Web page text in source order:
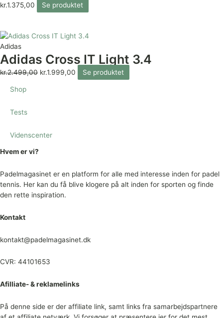
kr.1.375,00 Se produktet
Adidas
Adidas Cross IT Light 3.4
kr.2.499,00 kr.1.999,00 Se produktet
Shop
Tests
Videnscenter
Hvem er vi?
Padelmagasinet er en platform for alle med interesse inden for padel
tennis. Her kan du få blive klogere på alt inden for sporten og finde
den rette inspiration.
Kontakt
kontakt@padelmagasinet.dk
CVR: 44101653
Afilliate- & reklamelinks
På denne side er der affiliate link, samt links fra samarbejdspartnere